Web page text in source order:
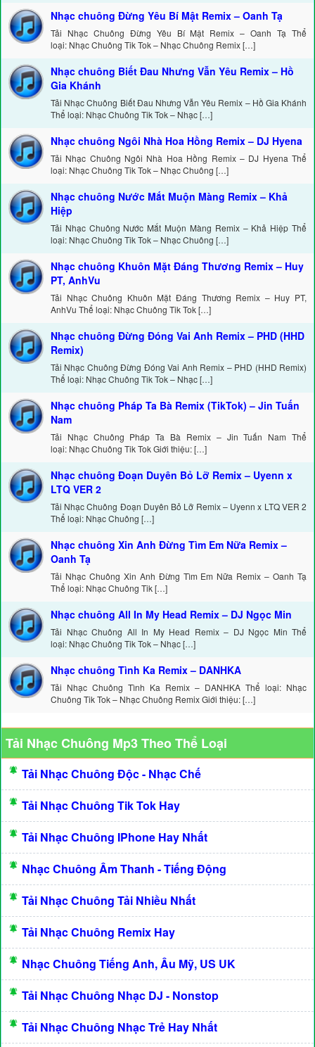
Nhạc chuông Đừng Yêu Bí Mật Remix – Oanh Tạ
Tải Nhạc Chuông Đừng Yêu Bí Mật Remix – Oanh Tạ Thể
loại: Nhạc Chuông Tik Tok – Nhạc Chuông Remix […]
Nhạc chuông Biết Đau Nhưng Vẫn Yêu Remix – Hồ
Gia Khánh
Tải Nhạc Chuông Biết Đau Nhưng Vẫn Yêu Remix – Hồ Gia Khánh
Thể loại: Nhạc Chuông Tik Tok – Nhạc […]
Nhạc chuông Ngôi Nhà Hoa Hồng Remix – DJ Hyena
Tải Nhạc Chuông Ngôi Nhà Hoa Hồng Remix – DJ Hyena Thể
loại: Nhạc Chuông Tik Tok – Nhạc Chuông […]
Nhạc chuông Nước Mắt Muộn Màng Remix – Khả
Hiệp
Tải Nhạc Chuông Nước Mắt Muộn Màng Remix – Khả Hiệp Thể
loại: Nhạc Chuông Tik Tok – Nhạc Chuông […]
Nhạc chuông Khuôn Mặt Đáng Thương Remix – Huy
PT, AnhVu
Tải Nhạc Chuông Khuôn Mặt Đáng Thương Remix – Huy PT,
AnhVu Thể loại: Nhạc Chuông Tik Tok […]
Nhạc chuông Đừng Đóng Vai Anh Remix – PHD (HHD
Remix)
Tải Nhạc Chuông Đừng Đóng Vai Anh Remix – PHD (HHD Remix)
Thể loại: Nhạc Chuông Tik Tok – Nhạc […]
Nhạc chuông Pháp Ta Bà Remix (TikTok) – Jin Tuấn
Nam
Tải Nhạc Chuông Pháp Ta Bà Remix – Jin Tuấn Nam Thể
loại: Nhạc Chuông Tik Tok Giới thiệu: […]
Nhạc chuông Đoạn Duyên Bỏ Lỡ Remix – Uyenn x
LTQ VER 2
Tải Nhạc Chuông Đoạn Duyên Bỏ Lỡ Remix – Uyenn x LTQ VER 2
Thể loại: Nhạc Chuông […]
Nhạc chuông Xin Anh Đừng Tìm Em Nữa Remix –
Oanh Tạ
Tải Nhạc Chuông Xin Anh Đừng Tìm Em Nữa Remix – Oanh Tạ
Thể loại: Nhạc Chuông Tik […]
Nhạc chuông All In My Head Remix – DJ Ngọc Min
Tải Nhạc Chuông All In My Head Remix – DJ Ngọc Min Thể
loại: Nhạc Chuông Tik Tok – Nhạc […]
Nhạc chuông Tình Ka Remix – DANHKA
Tải Nhạc Chuông Tình Ka Remix – DANHKA Thể loại: Nhạc
Chuông Tik Tok – Nhạc Chuông Remix Giới thiệu: […]
Tải Nhạc Chuông Mp3 Theo Thể Loại
Tải Nhạc Chuông Độc - Nhạc Chế
Tải Nhạc Chuông Tik Tok Hay
Tải Nhạc Chuông IPhone Hay Nhất
Nhạc Chuông Âm Thanh - Tiếng Động
Tải Nhạc Chuông Tải Nhiều Nhất
Tải Nhạc Chuông Remix Hay
Nhạc Chuông Tiếng Anh, Âu Mỹ, US UK
Tải Nhạc Chuông Nhạc DJ - Nonstop
Tải Nhạc Chuông Nhạc Trẻ Hay Nhất